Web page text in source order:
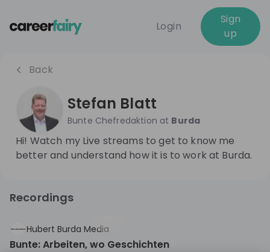
Login
Sign
up
Back
Stefan Blatt
Bunte Chefredaktion at Burda
Hi! Watch my Live streams to get to know me
better and understand how it is to work at Burda.
Recordings
2 months ago
Hubert Burda Media
Bunte: Arbeiten, wo Geschichten